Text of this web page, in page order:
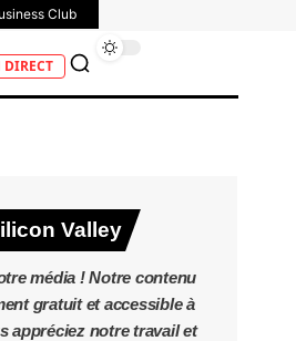
Club
DIRECT
Valley
média ! Notre contenu
gratuit et accessible à
appréciez notre travail et